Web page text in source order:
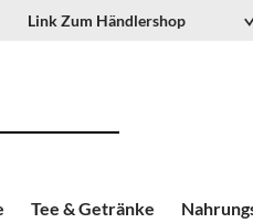
Link Zum Händlershop
Tee & Getränke